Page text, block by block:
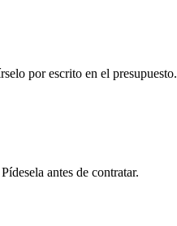
por escrito en el presupuesto.
antes de contratar.